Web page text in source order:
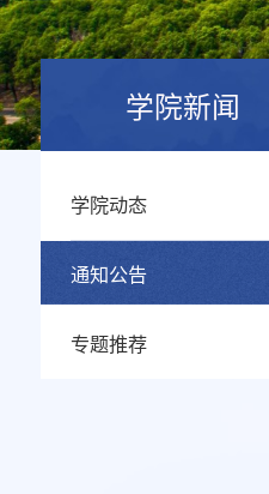
学院新闻
学院动态
通知公告
专题推荐